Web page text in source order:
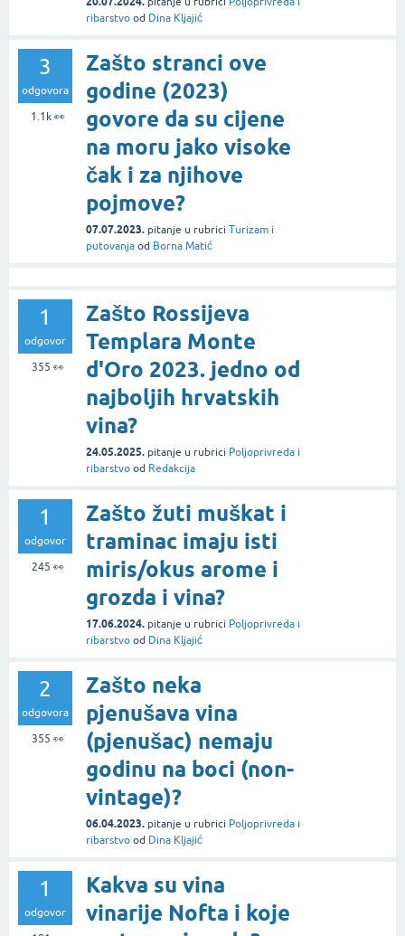
ribarstvo od Dina Kljajić
3
odgovora
1.1k👀
Zašto stranci ove
godine (2023)
govore da su cijene
na moru jako visoke
čak i za njihove
pojmove?
07.07.2023. pitanje u rubrici Turizam i
putovanja od Borna Matić
1
odgovor
355 👀
Zašto Rossijeva
Templara Monte
d'Oro 2023. jedno od
najboljih hrvatskih
vina?
24.05.2025. pitanje u rubrici Poljoprivreda i
ribarstvo od Redakcija
1
odgovor
245 👀
Zašto žuti muškat i
traminac imaju isti
miris/okus arome i
grozda i vina?
17.06.2024. pitanje u rubrici Poljoprivreda i
ribarstvo od Dina Kljajić
2
odgovora
355 👀
Zašto neka
pjenušava vina
(pjenušac) nemaju
godinu na boci (non-
vintage)?
06.04.2023. pitanje u rubrici Poljoprivreda i
ribarstvo od Dina Kljajić
1
odgovor
Kakva su vina
vinarije Nofta i koje